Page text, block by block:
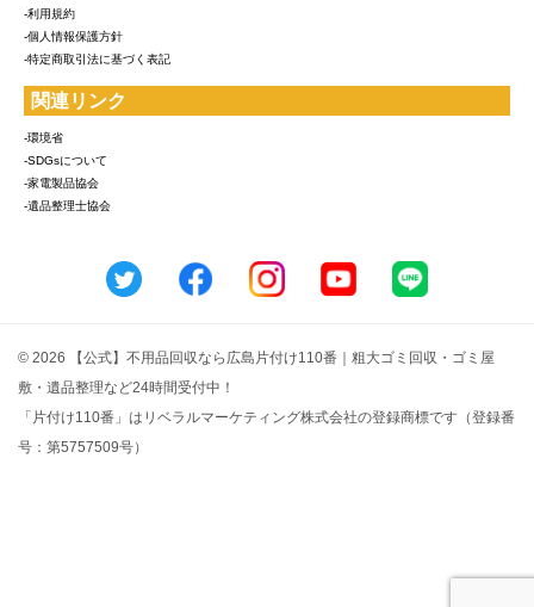
-利用規約
-個人情報保護方針
-特定商取引法に基づく表記
関連リンク
-環境省
-SDGsについて
-家電製品協会
-遺品整理士協会
© 2026 【公式】不用品回収なら広島片付け110番｜粗大ゴミ回収・ゴミ屋
敷・遺品整理など24時間受付中！
「片付け110番」はリベラルマーケティング株式会社の登録商標です（登録番
号：第5757509号）